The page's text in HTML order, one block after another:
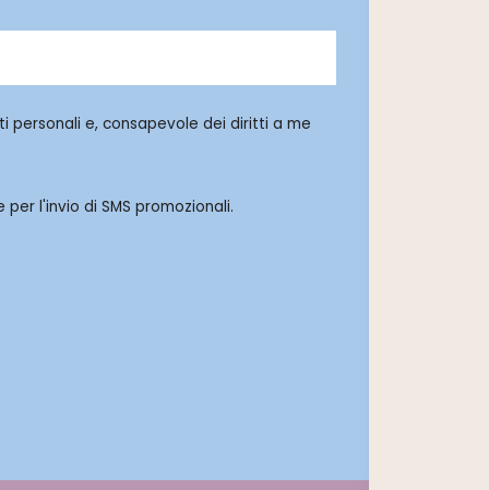
personali e, consapevole dei diritti a me
l'invio di SMS promozionali.